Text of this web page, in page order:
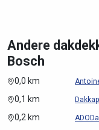
Andere
Bosch
0,0 km
0,1 km
0,2 km